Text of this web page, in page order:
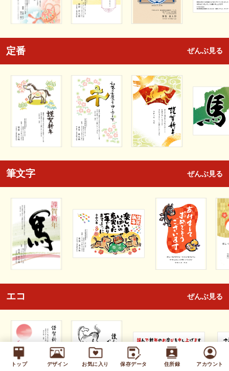
トップ デザイン お気に入り 保存データ 住所録 アカウント
定番 ぜんぶ見る
筆文字 ぜんぶ見る
エコ ぜんぶ見る